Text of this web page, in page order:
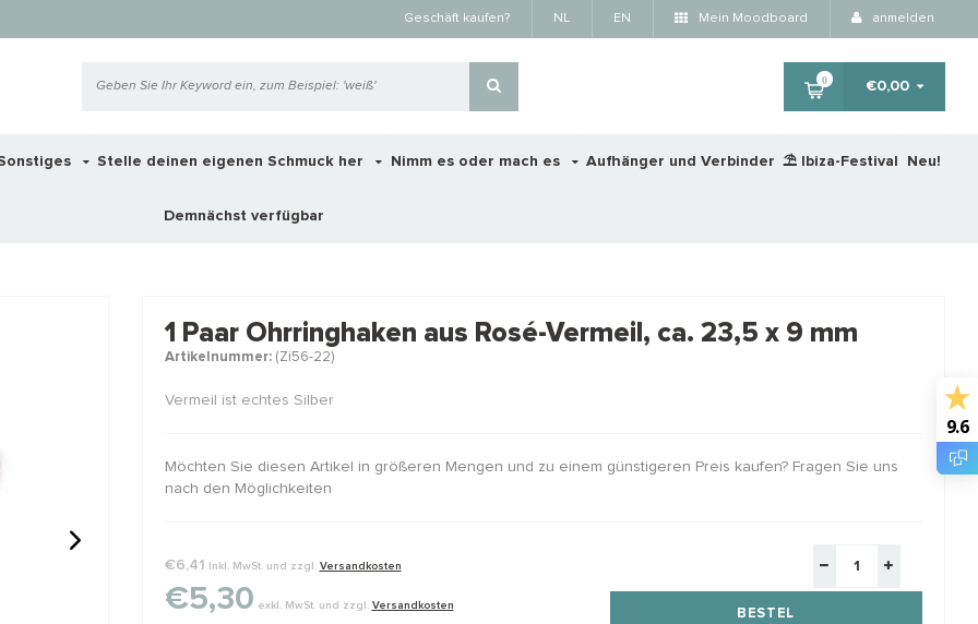
Geschäft kaufen? NL EN Mein Moodboard anmelden
0 €0,00
Stelle deinen eigenen Schmuck her Nimm es oder mach es Aufhänger und Verbinder ⛱️ Ibiza-Festival Neu!
Demnächst verfügbar
interessant voor je?
14/20 Gold filled kraal
gehamerd van: 3 t/m 8mm
knijpkraalverberger ca. 5mm
1 stuk Gold filled veerring ca.
1 Paar Ohrringhaken aus Rosé-Vermeil, ca. 23,5 x 9 mm
Artikelnummer:(Zi56-22)
Vermeil ist echtes Silber
Möchten Sie diesen Artikel in größeren Mengen und zu einem günstigeren Preis kaufen? Fragen Sie uns
nach den Möglichkeiten
€6,41 Inkl. MwSt. und zzgl. Versandkosten
€5,30 exkl. MwSt. und zzgl. Versandkosten
BESTEL
9.6